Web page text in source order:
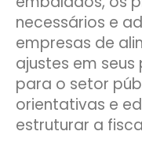
necessários e
empresas de
ajustes em
para o setor
orientativas e
estruturar a